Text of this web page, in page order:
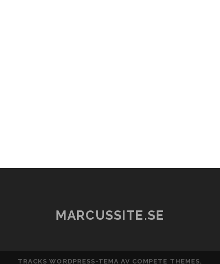
MARCUSSITE.SE
TRACKS WORDPRESS-TEMA AV COMPETE THEMES.